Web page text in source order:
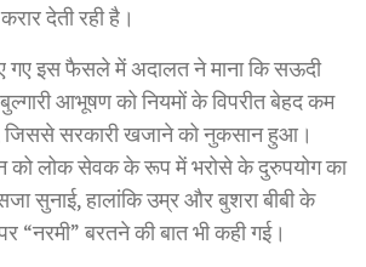
देती रही है।
गए इस फैसले में अदालत ने माना कि सऊदी
आभूषण को नियमों के विपरीत बेहद कम
जिससे सरकारी खजाने को नुकसान हुआ।
को लोक सेवक के रूप में भरोसे के दुरुपयोग का
सुनाई, हालांकि उम्र और बुशरा बीबी के
“नरमी” बरतने की बात भी कही गई।